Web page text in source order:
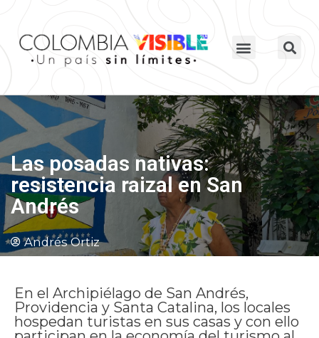
Las posadas nativas:
resistencia raizal en San
Andrés
Andrés Ortiz
En el Archipiélago de San Andrés,
Providencia y Santa Catalina, los locales
hospedan turistas en sus casas y con ello